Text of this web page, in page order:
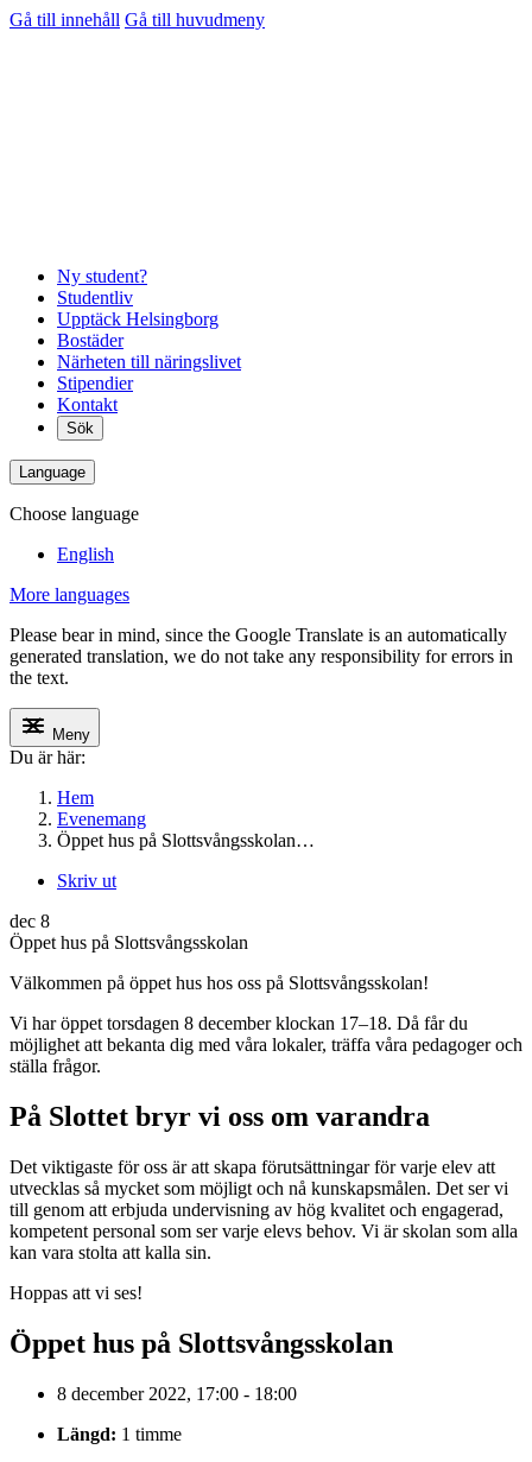
Gå till innehåll Gå till huvudmeny
Ny student?
Studentliv
Upptäck Helsingborg
Bostäder
Närheten till näringslivet
Stipendier
Kontakt
Sök
Language
Choose language
English
More languages
Please bear in mind, since the Google Translate is an automatically
generated translation, we do not take any responsibility for errors in
the text.
Meny
Du är här:
Hem
Evenemang
Öppet hus på Slottsvångsskolan…
Skriv ut
dec 8
Öppet hus på Slottsvångsskolan
Välkommen på öppet hus hos oss på Slottsvångsskolan!
Vi har öppet torsdagen 8 december klockan 17–18. Då får du
möjlighet att bekanta dig med våra lokaler, träffa våra pedagoger och
ställa frågor.
På Slottet bryr vi oss om varandra
Det viktigaste för oss är att skapa förutsättningar för varje elev att
utvecklas så mycket som möjligt och nå kunskapsmålen. Det ser vi
till genom att erbjuda undervisning av hög kvalitet och engagerad,
kompetent personal som ser varje elevs behov. Vi är skolan som alla
kan vara stolta att kalla sin.
Hoppas att vi ses!
Öppet hus på Slottsvångsskolan
8 december 2022, 17:00 - 18:00
Längd: 1 timme